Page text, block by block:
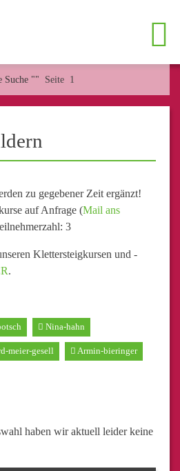
Suche "" Seite 1
zu gegebener Zeit ergänzt!
auf Anfrage (Mail ans
3
Klettersteigkursen und -
.
Nina-hahn
meier-gesell Armin-bieringer
haben wir aktuell leider keine